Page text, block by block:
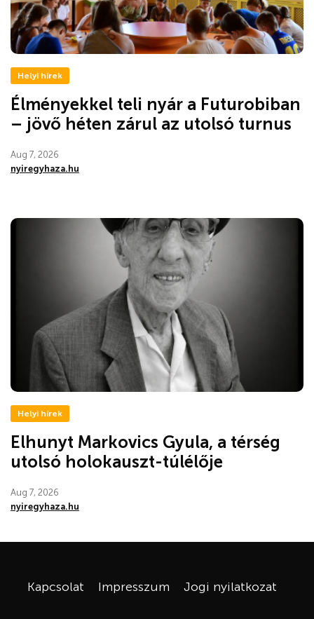
Helyi hírek
Élményekkel teli nyár a Futurobiban
– jövő héten zárul az utolsó turnus
Aug 7, 2026
nyiregyhaza.hu
Helyi hírek
Elhunyt Markovics Gyula, a térség
utolsó holokauszt-túlélője
Aug 7, 2026
nyiregyhaza.hu
Kapcsolat Impresszum Jogi nyilatkozat